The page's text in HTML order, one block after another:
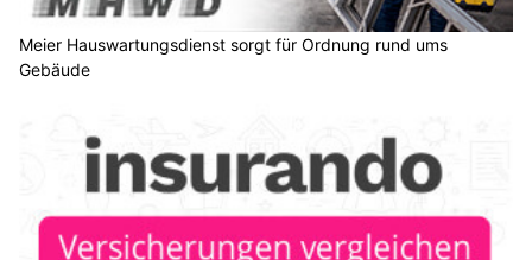
Meier Hauswartungsdienst sorgt für Ordnung rund ums
Gebäude